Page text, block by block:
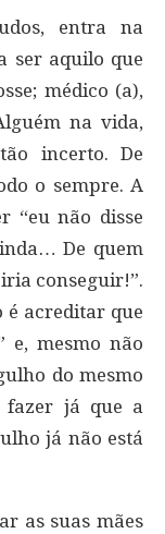
entra na
ser aquilo que
médico (a),
na vida,
incerto. De
o sempre. A
“eu não disse
De quem
conseguir!”.
é acreditar que
e, mesmo não
do mesmo
fazer já que a
já não está
as suas mães